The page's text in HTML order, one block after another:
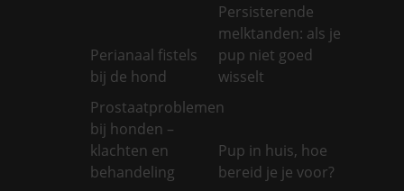
Perianaal fistels
bij de hond
Persisterende
melktanden: als je
pup niet goed
wisselt
Prostaatproblemen
bij honden –
klachten en
behandeling
Pup in huis, hoe
bereid je je voor?